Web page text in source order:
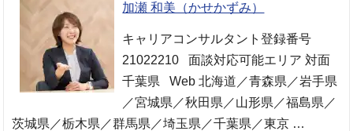
加瀬 和美（かせかずみ）
キャリアコンサルタント登録番号
21022210 面談対応可能エリア 対面
千葉県 Web 北海道／青森県／岩手県
／宮城県／秋田県／山形県／福島県／
茨城県／栃木県／群馬県／埼玉県／千葉県／東京 …